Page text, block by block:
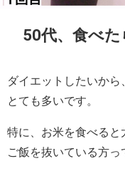
50代、食べた
ダイエットしたいか
とても多いです。
特に、お米を食べると
ご飯を抜いている方っ